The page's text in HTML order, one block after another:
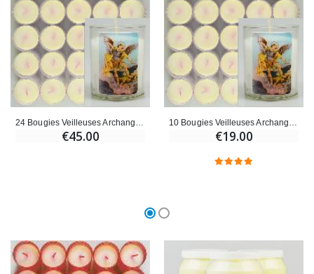
€45.00 €19.00